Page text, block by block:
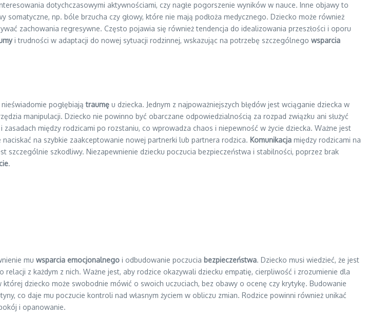
dotychczasowymi aktywnościami, czy nagłe pogorszenie wyników w nauce. Inne objawy to
np. bóle brzucha czy głowy, które nie mają podłoża medycznego. Dziecko może również
zachowania regresywne. Często pojawia się również tendencja do idealizowania przeszłości i oporu
i trudności w adaptacji do nowej sytuacji rodzinnej, wskazując na potrzebę szczególnego wsparcia
pogłębiajątraumę u dziecka. Jednym z najpoważniejszych błędów jest wciąganie dziecka w
manipulacji. Dziecko nie powinno być obarczane odpowiedzialnością za rozpad związku ani służyć
między rodzicami po rozstaniu, co wprowadza chaos i niepewność w życie dziecka. Ważne jest
na szybkie zaakceptowanie nowej partnerki lub partnera rodzica. Komunikacja między rodzicami na
szkodliwy. Niezapewnienie dziecku poczucia bezpieczeństwa i stabilności, poprzez brak
.
mu wsparcia emocjonalnego i odbudowanie poczucia bezpieczeństwa. Dziecko musi wiedzieć, że jest
z każdym z nich. Ważne jest, aby rodzice okazywali dziecku empatię, cierpliwość i zrozumienie dla
dziecko może swobodnie mówić o swoich uczuciach, bez obawy o ocenę czy krytykę. Budowanie
co daje mu poczucie kontroli nad własnym życiem w obliczu zmian. Rodzice powinni również unikać
i opanowanie.